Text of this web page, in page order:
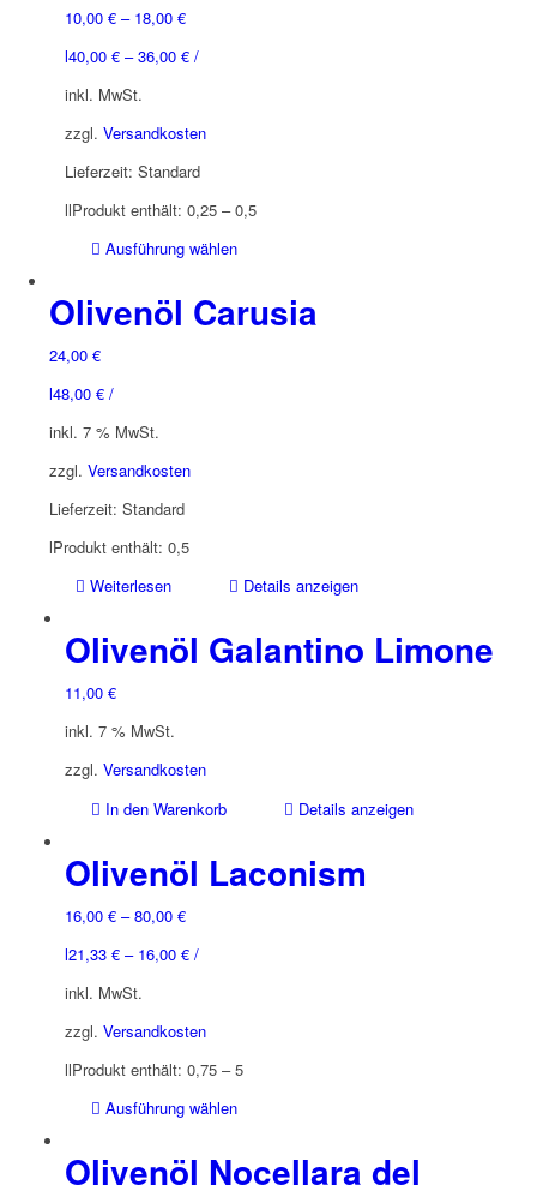
10,00 €– 18,00 €
40,00 €–36,00 €/
l
inkl. MwSt.
zzgl. Versandkosten
Lieferzeit: Standard
Produkt enthält: 0,25
l – 0,5
l
Ausführung wählen
weist
mehrere
werden
Olivenöl Carusia
24,00 €
48,00 €/
l
inkl. 7 % MwSt.
zzgl. Versandkosten
Lieferzeit: Standard
Produkt enthält: 0,5
l
Weiterlesen
Details anzeigen
Olivenöl Galantino Limone
11,00 €
inkl. 7 % MwSt.
zzgl. Versandkosten
In den Warenkorb
Details anzeigen
Olivenöl Laconism
16,00 €–80,00 €
21,33 €– 16,00 €/
l
inkl. MwSt.
zzgl. Versandkosten
Produkt enthält: 0,75
l – 5
l
Ausführung wählen
weist
Olivenöl Nocellara del